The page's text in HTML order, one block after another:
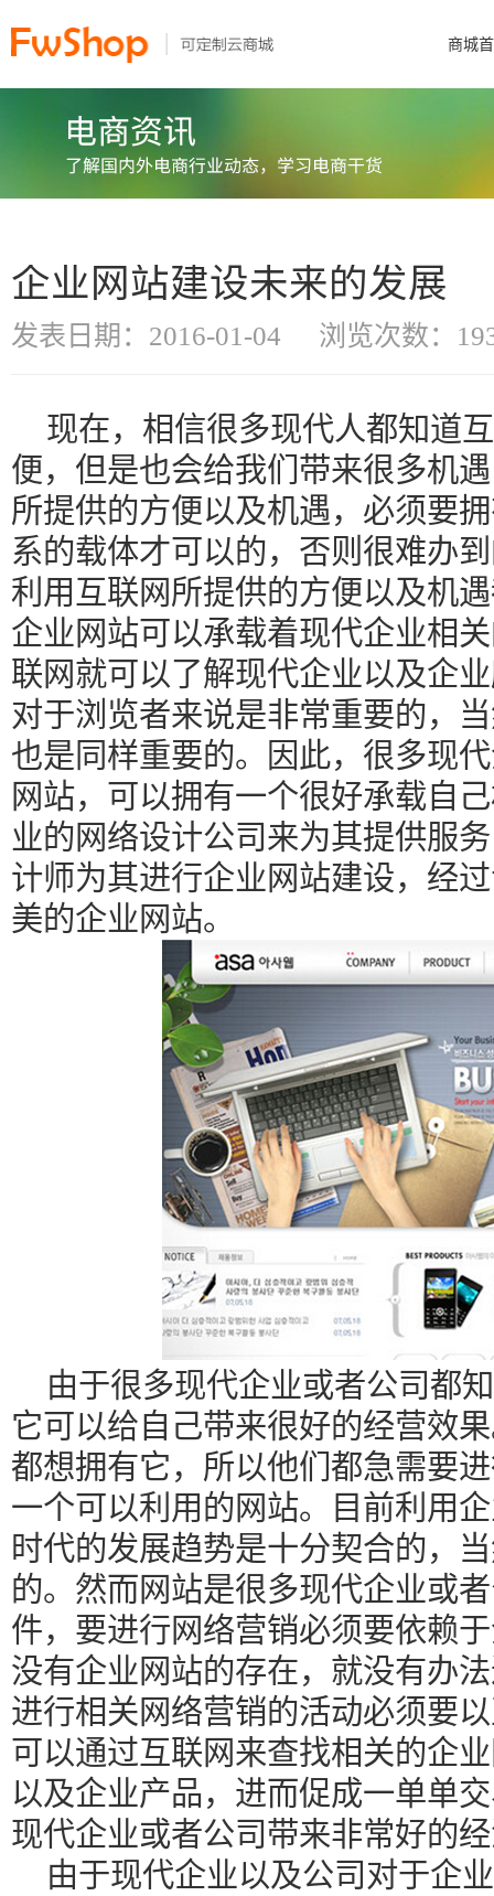
商城
企业网站建设未来的发展
发表日期：2016-01-04 浏览次数：
现在，相信很多现代人都知道
便，但是也会给我们带来很多机
所提供的方便以及机遇，必须要
系的载体才可以的，否则很难办
利用互联网所提供的方便以及机
企业网站可以承载着现代企业相
联网就可以了解现代企业以及企
对于浏览者来说是非常重要的，
也是同样重要的。因此，很多现
网站，可以拥有一个很好承载自
业的网络设计公司来为其提供服
计师为其进行企业网站建设，经
美的企业网站。
由于很多现代企业或者公司都
它可以给自己带来很好的经营效
都想拥有它，所以他们都急需要
一个可以利用的网站。目前利用
时代的发展趋势是十分契合的，
的。然而网站是很多现代企业或
件，要进行网络营销必须要依赖
没有企业网站的存在，就没有办
进行相关网络营销的活动必须要
可以通过互联网来查找相关的企
以及企业产品，进而促成一单单
现代企业或者公司带来非常好的
由于现代企业以及公司对于企